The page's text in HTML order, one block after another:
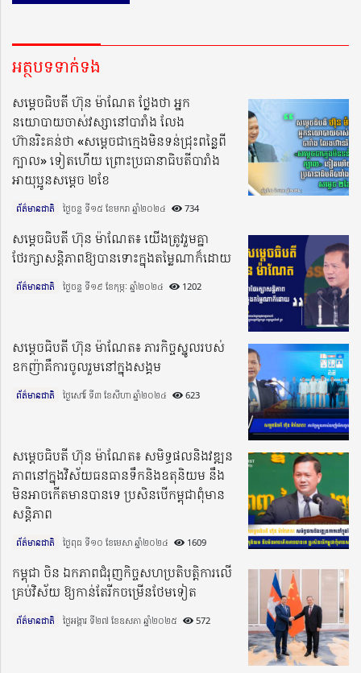
អត្ថបទទាក់ទង
សម្តេចធិបតី ហ៊ុន ម៉ាណែត ថ្លែងថា អ្នក
នយោបាយចាស់វស្សានៅបារាំង លែង
ហ៊ានរិះគន់ថា «សម្តេចជាក្មេងមិនទន់ជ្រុះពន្លៃពី
ក្បាល» ទៀតហើយ ព្រោះប្រធានាធិបតីបារាំង
អាយុប្អូនសម្តេច ២ខែ
ព័ត៌មានជាតិ ថ្ងៃចន្ទ ទី១៥ ខែមករា ឆ្នាំ២០២៤​ 734
សម្តេចធិបតី ហ៊ុន ម៉ាណែត៖ យើងត្រូវរួមគ្នា
ថែរក្សាសន្តិភាពឱ្យបានទោះក្នុងតម្លៃណាក៏ដោយ
ព័ត៌មានជាតិ ថ្ងៃចន្ទ ទី១៩ ខែកុម្ភៈ ឆ្នាំ២០២៤​ 1202
សម្តេចធិបតី ហ៊ុន ម៉ាណែត៖ ភារកិច្ចស្នូលរបស់
ឧកញ៉ាគឺការចូលរួមនៅក្នុងសង្គម
ព័ត៌មានជាតិ ថ្ងៃសៅរ៍ ទី៣ ខែសីហា ឆ្នាំ២០២៤​ 623
សម្តេចធិបតី ហ៊ុន ម៉ាណែត៖ សមិទ្ធផលនិងវឌ្ឍន
ភាពនៅក្នុងវិស័យធនធានទឹកនិងឧតុនិយម នឹង
មិនអាចកើតមានបានទេ ប្រសិនបើកម្ពុជាពុំមាន
សន្តិភាព
ព័ត៌មានជាតិ ថ្ងៃពុធ ទី១០ ខែមេសា ឆ្នាំ២០២៤​ 1609
កម្ពុជា ចិន ឯកភាពជំរុញកិច្ចសហប្រតិបត្តិការលើ
គ្រប់វិស័យ ឱ្យកាន់តែរីកចម្រើនថែមទៀត
ព័ត៌មានជាតិ ថ្ងៃអង្គារ ទី២៧ ខែឧសភា ឆ្នាំ២០២៥​ 572